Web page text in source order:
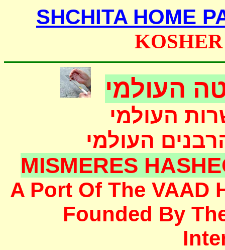
SHCHITA HOME
העולמי
העולמי
העולמי
MISMERES
A Port Of The VAAD
Founded By